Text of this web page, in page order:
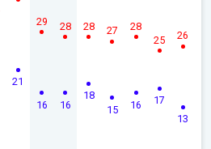
21
16
29
16
28
18
28
15
27
16
28
17
25
13
26